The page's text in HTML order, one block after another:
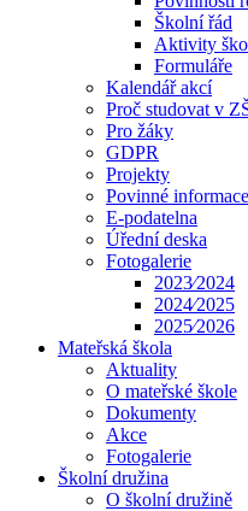
Školní řád
Aktivity
Formuláře
Kalendář akcí
Proč studovat v
Pro žáky
GDPR
Projekty
Povinné informace
E-podatelna
Úřední deska
Fotogalerie
2023⁄2024
2024⁄2025
2025⁄2026
Mateřská škola
Aktuality
O mateřské škole
Dokumenty
Akce
Fotogalerie
Školní družina
O školní družině